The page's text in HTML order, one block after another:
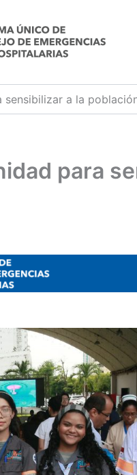
a la
para